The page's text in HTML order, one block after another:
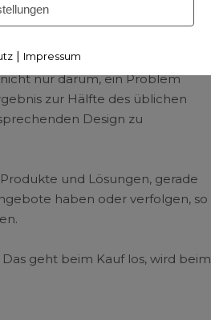
von einzelnen Marken
nur darum, ein Problem
zur Hälfte des üblichen
Design zu
und Lösungen, gerade
haben oder verfolgen, so
geht beim Kauf los, wird beim
| Impressum